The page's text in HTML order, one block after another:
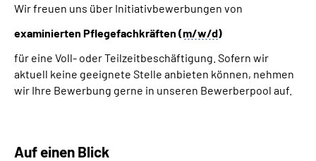
Leichte Sprache
Gebärdensprache
Wir freuen uns über Initiativbewerbungen von
examinierten Pflegefachkräften (m/w/d)
für eine Voll- oder Teilzeitbeschäftigung. Sofern wir
aktuell keine geeignete Stelle anbieten können, nehmen
wir Ihre Bewerbung gerne in unseren Bewerberpool auf.
Auf einen Blick